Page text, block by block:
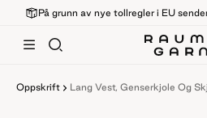
På grunn av nye tollregler i EU
Oppskrift Lang Vest, Genserkjole Og